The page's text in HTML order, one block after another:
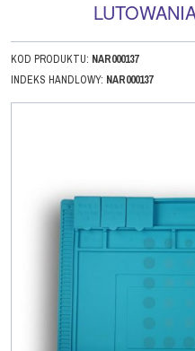
KOD PRODUKTU: NAR000137
INDEKS HANDLOWY: NAR000137